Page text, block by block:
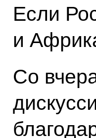
Если
и
Со